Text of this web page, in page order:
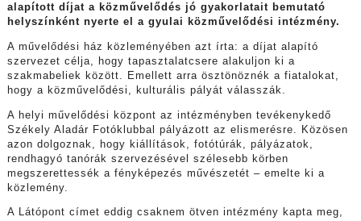
alapított díjat a közművelődés jó gyakorlatait bemutató
helyszínként nyerte el a gyulai közművelődési intézmény.
A művelődési ház közleményében azt írta: a díjat alapító
szervezet célja, hogy tapasztalatcsere alakuljon ki a
szakmabeliek között. Emellett arra ösztönöznék a fiatalokat,
hogy a közművelődési, kulturális pályát válasszák.
A helyi művelődési központ az intézményben tevékenykedő
Székely Aladár Fotóklubbal pályázott az elismerésre. Közösen
azon dolgoznak, hogy kiállítások, fotótúrák, pályázatok,
rendhagyó tanórák szervezésével szélesebb körben
megszerettessék a fényképezés művészetét – emelte ki a
közlemény.
A Látópont címet eddig csaknem ötven intézmény kapta meg,